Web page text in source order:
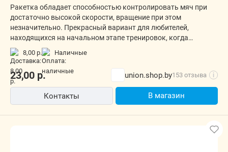
Ракетка обладает способностью контролировать мяч при
достаточно высокой скорости, вращение при этом
незначительно. Прекрасный вариант для любителей,
находящихся на начальном этапе тренировок, когда
требуется, прежде всего, хороший контроль.
8,00 р. наличные
23,00 р. union.shop.by153 отзыва i
Контакты В магазин